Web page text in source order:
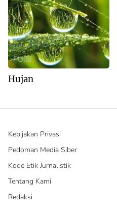
PUISI
Hujan
Kebijakan Privasi
Pedoman Media Siber
Kode Etik Jurnalistik
Tentang Kami
Redaksi